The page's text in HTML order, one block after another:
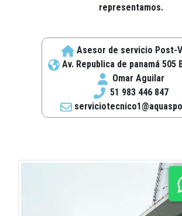
representamos.
Asesor de servicio Post-
Av. Republica de panamá 505
Omar Aguilar
51 983 446 847